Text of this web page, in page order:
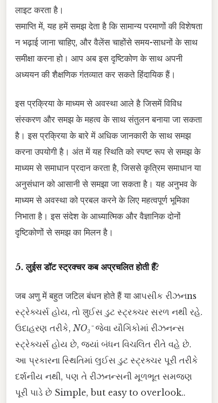
लाइट करता है।
समाप्ति में, यह हमें समझ देता है कि सामान्य परमाणों की विशेषता
न भढ़ाई जाना चाहिए, और वैलेंस चाहोंसे समय-साधनों के साथ
समीक्षा करना हो। आप अब इस दृष्टिकोण के साथ अपनी
अध्ययन की शैक्षणिक गंतव्यात कर सकते हिंदायिक हैं।
इस प्रक्रिया के माध्यम से अवस्था आले है जिसमें विविध
संस्करण और समझ के महत्व के साथ संतुलन बनाया जा सकता
है। इस प्रक्रिया के बारे में अधिक जानकारी के साथ समझ
करना उपयोगी है। अंत में यह स्थिति को स्पष्ट रूप से समझ के
माध्यम से समाधान प्रदान करता है, जिससे कृत्रिम समाधान या
अनुसंधान को आसानी से समझा जा सकता है। यह अनुभव के
माध्यम से अवस्था को प्रबल करने के लिए महत्वपूर्ण भूमिका
निभाता है। इस संदेश के आध्यात्मिक और वैज्ञानिक दोनों
दृष्टिकोणों से समझ का मिलन है।
5. लुईस डॉट स्ट्रक्चर कब अप्रचलित होती हैं?
जब अणु में बहुत जटिल बंधन होते हैं या आપસીક રીઝનns
સ્ટ્રેક્ચર્સ હોય, તો लुઈસ ડુટ સ્ટ્રક્ચર સરળ નથી રહે.
ઉદાહરણ તરીકે, NO₃⁻જેવા યૌગિકોમાં રીઝનન્સ
સ્ટ્રેક્ચર્સ હોય છે, જ્યાં બંધન વિચલિત રીતે વહે છે.
આ પ્રકારના સ્થિતિમાં લુઈસ ડુટ સ્ટ્રક્ચર પૂરી તરીકે
દર્શનીય નથી, પણ તે રીઝનન્સની મૂળભૂત સમજણ
પૂરી પાડે છે Simple, but easy to overlook..